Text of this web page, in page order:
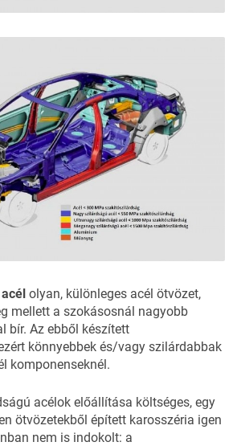
olyan, különleges acél ötvözet,
mellett a szokásosnál nagyobb
bír. Az ebből készített
könnyebbek és/vagy szilárdabbak
komponenseknél.
acélok előállítása költséges, egy
ötvözetekből épített karosszéria igen
nem is indokolt: a